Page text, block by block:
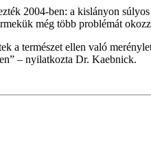
2004-ben: a kislányon
még több problémát
a természet ellen való
– nyilatkozta Dr. Kaebnick.